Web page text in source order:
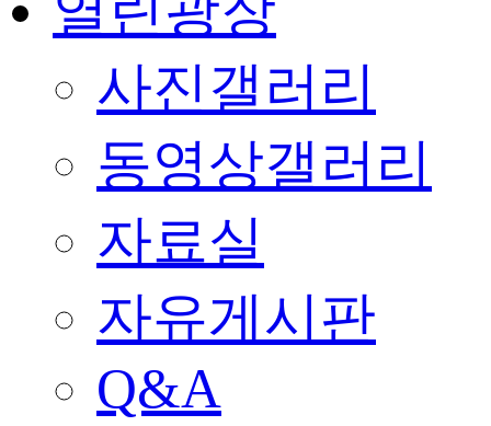
사진갤러리
동영상갤러리
자료실
자유게시판
Q&A